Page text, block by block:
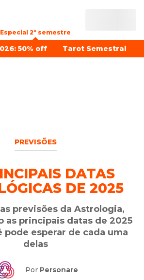
Especial 2º semestre
50% off Tarot Semestral
PREVISÕES
DATAS
DE 2025
previsões da Astrologia,
as principais datas de 2025
pode esperar de cada uma
delas
Por Personare